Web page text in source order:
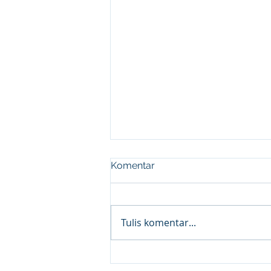
Komentar
Tulis komentar...